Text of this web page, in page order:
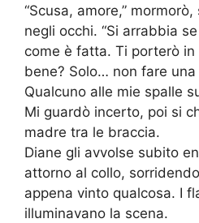
“Scusa, amore,”
negli occhi. “Si arrabbia
come è fatta. Ti porterò
bene? Solo… non fare una
Qualcuno alle mie spalle
Mi guardò incerto, poi si
madre tra le braccia.
Diane gli avvolse subito
attorno al collo,
appena vinto qualcosa. I
illuminavano la scena.